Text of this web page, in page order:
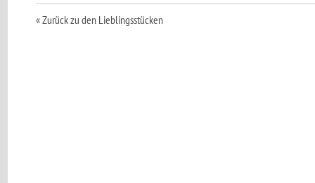
« Zurück zu den Lieblingsstücken